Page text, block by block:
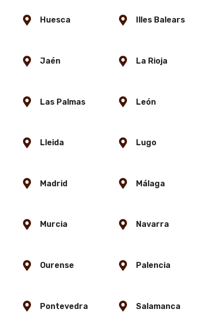
Huesca Illes Balears
Jaén La Rioja
Las Palmas León
Lleida Lugo
Madrid Málaga
Murcia Navarra
Ourense Palencia
Pontevedra Salamanca